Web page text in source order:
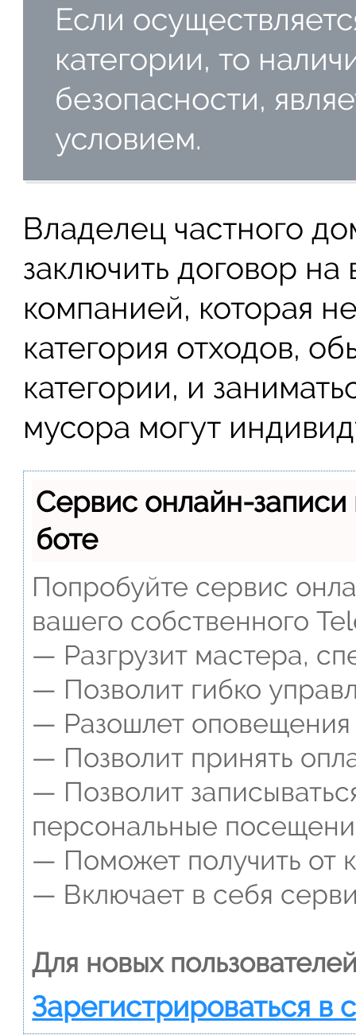
Если
категории, то
безопасности,
условием.
Владелец частного
заключить договор
компанией, которая
категория отходов,
категории, и
мусора могут
Сервис онлайн-
боте
Попробуйте сервис
вашего собственного
— Разгрузит мастера,
— Позволит гибко
— Разошлет оповещения
— Позволит принять
— Позволит
персональные
— Поможет получить от
— Включает в себя
Для новых
Зарегистрироваться в